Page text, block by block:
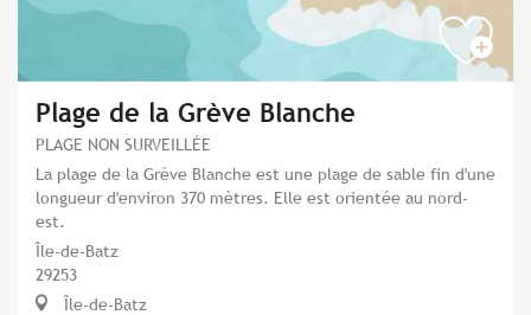
Plage de la Grève Blanche
PLAGE NON SURVEILLÉE
La plage de la Grève Blanche est une plage de sable fin d'une
longueur d'environ 370 mètres. Elle est orientée au nord-
est.
Île-de-Batz
29253
Île-de-Batz